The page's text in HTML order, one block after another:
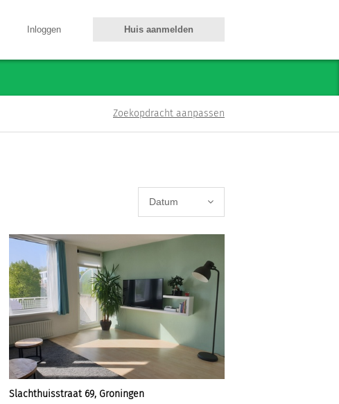
Inloggen Huis aanmelden
Zoekopdracht aanpassen
Datum
Slachthuisstraat 69, Groningen